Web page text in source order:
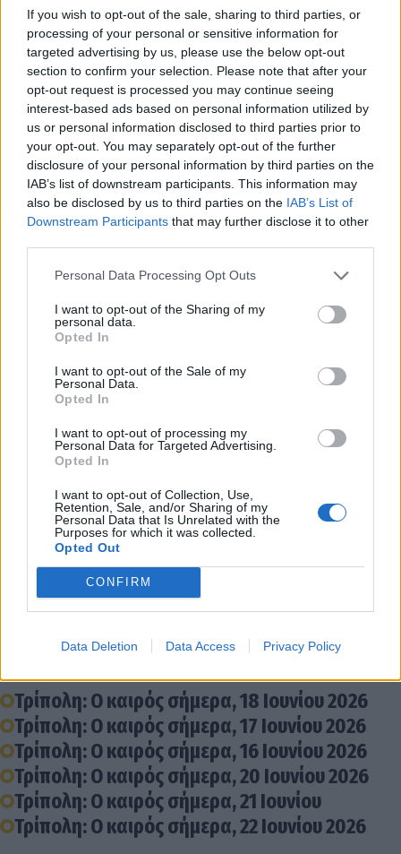
If you wish to opt-out of the sale, sharing to third parties, or
processing of your personal or sensitive information for
targeted advertising by us, please use the below opt-out
section to confirm your selection. Please note that after your
opt-out request is processed you may continue seeing
interest-based ads based on personal information utilized by
us or personal information disclosed to third parties prior to
your opt-out. You may separately opt-out of the further
disclosure of your personal information by third parties on the
IAB’s list of downstream participants. This information may
also be disclosed by us to third parties on the IAB’s List of
Downstream Participants that may further disclose it to other
Personal Data Processing Opt Outs
I want to opt-out of the Sharing of my
personal data.
Opted In
I want to opt-out of the Sale of my
Personal Data.
Opted In
I want to opt-out of processing my
Personal Data for Targeted Advertising.
Opted In
I want to opt-out of Collection, Use,
Retention, Sale, and/or Sharing of my
Personal Data that Is Unrelated with the
Purposes for which it was collected.
Opted Out
CONFIRM
Data Deletion Data Access Privacy Policy
θα σημειωθούν λίγες τοπικές βροχές ή όμβροι στα
ορεινά.
Οι άνεμοι θα είναι στα δυτικά αρχικά μεταβλητοί 3
με 4 και από το μεσημέρι θα πνέουν δυτικοί
βορειοδυτικοί 4 με 5 μποφόρ. Στα ανατολικά θα
πνέουν από βόρειες διευθύνσεις 4 με 6 και στο
Αιγαίο τοπικά 7 μποφόρ. Η θερμοκρασία δεν θα
σημειώσει αξιόλογη μεταβολή και θα φτάσει στα
νησιά του Ιονίου και τα ηπειρωτικά τους 30 με 32
βαθμούς και στην ανατολική νησιωτική χώρα τους
βαθμούς Κελσίου.
Διάβασε σχετικά
Τρίπολη: Ο καιρός σήμερα, 18 Ιουνίου 2026
Τρίπολη: Ο καιρός σήμερα, 17 Ιουνίου 2026
Τρίπολη: Ο καιρός σήμερα, 16 Ιουνίου 2026
Τρίπολη: Ο καιρός σήμερα, 20 Ιουνίου 2026
Τρίπολη: Ο καιρός σήμερα, 21 Ιουνίου
Τρίπολη: Ο καιρός σήμερα, 22 Ιουνίου 2026